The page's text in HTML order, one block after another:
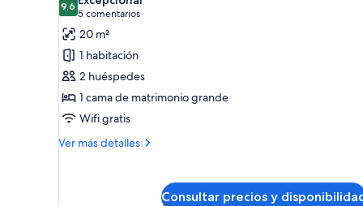
las
fotos
de
Habitación
estándar
doble,
baño
privado
9,69,6 de 10
5 comentarios
(5 comentarios)
20 m²
1 habitación
2 huéspedes
1 cama de matrimonio grande
Wifi gratis
Ver más detalles
Más
Consultar precios y